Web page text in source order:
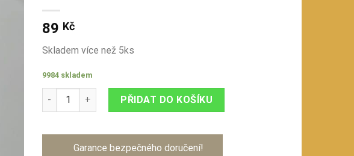
89 Kč
Skladem více než 5ks
9984 skladem
Vánoční ozdoba Koule Ø6 cm - k2 zrcátko Starorůžová množství
PŘIDAT DO KOŠÍKU
Garance bezpečného doručení!